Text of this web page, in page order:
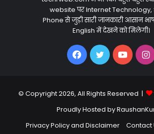
website पर Internet Technology,
Phone से जुड़ी सारी जानकारी आसान
English में देखने को मिलेगी।
Facebook
Twitter
© Copyright 2026, All Rights Reserved |
Proudly Hosted by
Privacy Policy and Disclaimer
Contact